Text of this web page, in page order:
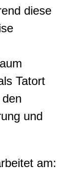
diese
Tatort
und
am: